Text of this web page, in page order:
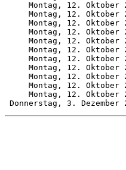
Montag, 12. Oktober
Montag, 12. Oktober
Montag, 12. Oktober
Montag, 12. Oktober
Montag, 12. Oktober
Montag, 12. Oktober
Montag, 12. Oktober
Montag, 12. Oktober
Montag, 12. Oktober
Montag, 12. Oktober
Montag, 12. Oktober
Donnerstag, 3.